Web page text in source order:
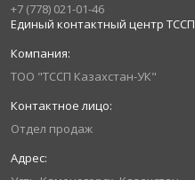
+7 (778) 021-01-46
Единый контактный центр ТССП
ТОО "ТССП Казахстан-УК"
Отдел продаж